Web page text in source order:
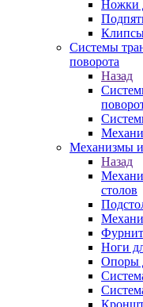
Ножки
Клипсы
Системы
поворота
Назад
Механизмы и
Назад
столов
Ноги
Опоры